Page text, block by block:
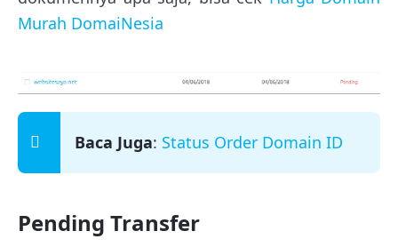
Murah DomaiNesia
Baca Juga: Status Order Domain ID
Pending Transfer